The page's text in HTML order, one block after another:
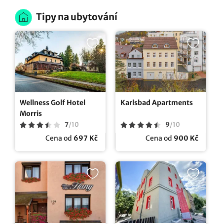
Tipy na ubytování
Wellness Golf Hotel
Morris
7/10
Cena od 697 Kč
Karlsbad Apartments
9/10
Cena od 900 Kč